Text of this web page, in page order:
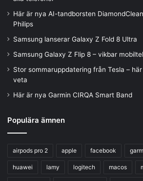
Här är nya AI-tandborsten
Philips
Samsung lanserar Galaxy Z Fold 8 Ultra
Samsung Galaxy Z Flip 8 – vikbar
Stor sommaruppdatering från Tesla –
veta
Här är nya Garmin CIRQA Smart Band
Populära ämnen
airpods pro 2 apple facebook
huawei lamy logitech macos